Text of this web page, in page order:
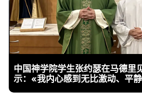
中国神学院学生张约瑟在马德里
示：«我内心感到无比激动、平